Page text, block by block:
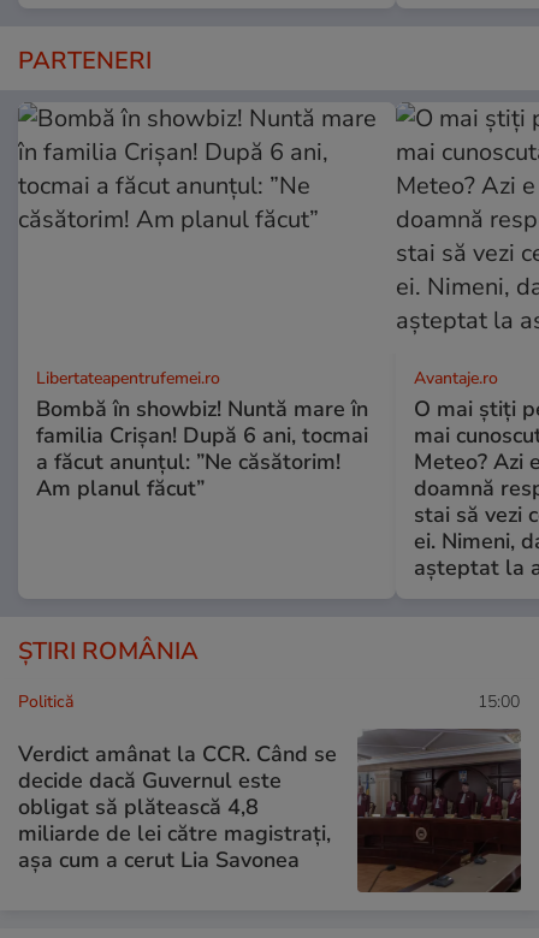
PARTENERI
Libertateapentrufemei.ro
Bombă în showbiz! Nuntă mare în
familia Crișan! După 6 ani, tocmai
a făcut anunțul: ”Ne căsătorim!
Am planul făcut”
Avantaje.ro
O mai știți
mai
Meteo? Azi
doamnă
stai să vezi
ei. Nimeni,
așteptat la
ȘTIRI ROMÂNIA
Politică 15:00
Verdict amânat la CCR. Când se
decide dacă Guvernul este
obligat să plătească 4,8
miliarde de lei către magistrați,
așa cum a cerut Lia Savonea